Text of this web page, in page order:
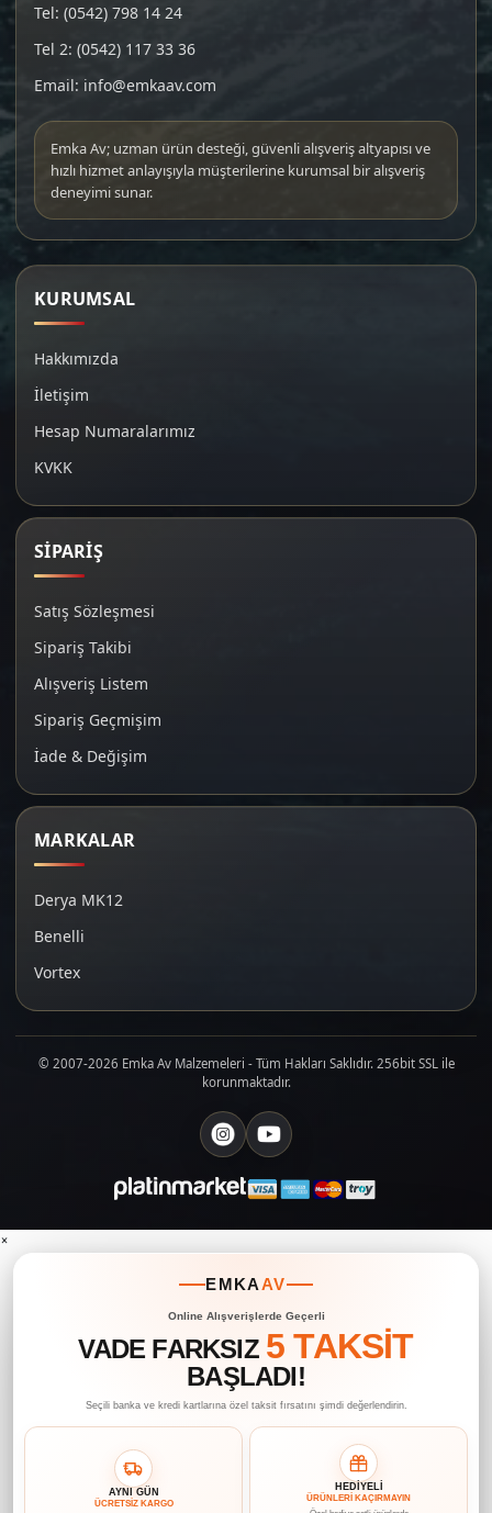
Tel: (0542) 798 14 24
Tel 2: (0542) 117 33 36
Email: info@emkaav.com
Emka Av; uzman ürün desteği, güvenli alışveriş altyapısı ve
hızlı hizmet anlayışıyla müşterilerine kurumsal bir alışveriş
deneyimi sunar.
KURUMSAL
Hakkımızda
İletişim
Hesap Numaralarımız
KVKK
SİPARİŞ
Satış Sözleşmesi
Sipariş Takibi
Alışveriş Listem
Sipariş Geçmişim
İade & Değişim
MARKALAR
Derya MK12
Benelli
Vortex
© 2007-2026 Emka Av Malzemeleri - Tüm Hakları Saklıdır. 256bit SSL ile
korunmaktadır.
×
EMKAAV
Online Alışverişlerde Geçerli
VADE FARKSIZ 5 TAKSİT
BAŞLADI!
Seçili banka ve kredi kartlarına özel taksit fırsatını şimdi değerlendirin.
AYNI GÜN
ÜCRETSİZ KARGO
HEDİYELİ
ÜRÜNLERİ KAÇIRMAYIN